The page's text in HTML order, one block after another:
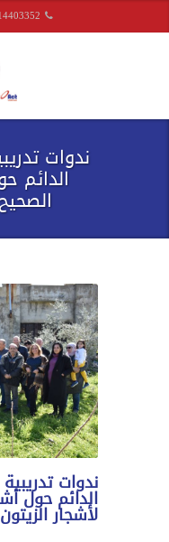
ندوات
الدائم
ندوات
الدائم حول
لأشجار الزيتون